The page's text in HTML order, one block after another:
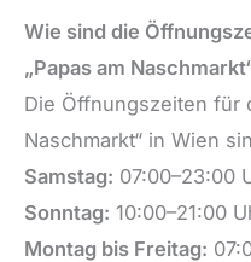
Wie sind die
„Papas am
Die Öffnungszeiten für
Naschmarkt“ in Wien
Samstag: 07:00–23:00
Sonntag: 10:00–21:00
Montag bis Freitag: